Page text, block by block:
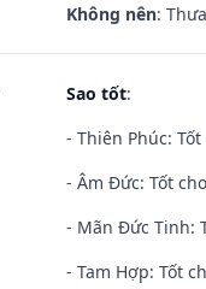
Không nên:
Sao tốt:
- Thiên Phúc:
- Âm Đức: Tốt
- Mãn Đức Tinh:
- Tam Hợp: Tốt